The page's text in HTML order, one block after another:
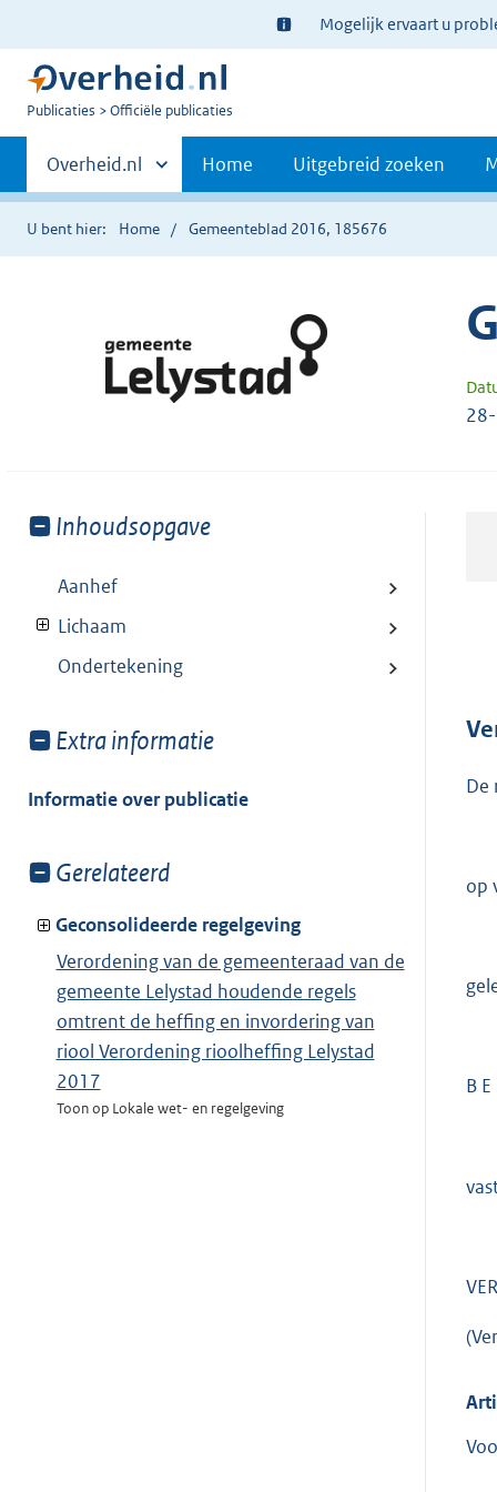
Ter
informatie:
Mogelijk ervaart u
U
Publicaties Officiële publicaties
Primaire
navigatie
Andere
sites
binnen
Overheid.nl Home Uitgebreid zoeken
U bent hier: Home Gemeenteblad 2016, 185676
Toon
van:
Inhoudsopgave
Aanhef
Lichaam
Ondertekening
Toon
van:
Extra informatie
Informatie over publicatie
Toon
van:
Gerelateerd
Geconsolideerde regelgeving
Verordening van de gemeenteraad van de
gemeente Lelystad houdende regels
omtrent de heffing en invordering van
riool Verordening rioolheffing Lelystad
2017
Toon op Lokale wet- en regelgeving
De
op
B